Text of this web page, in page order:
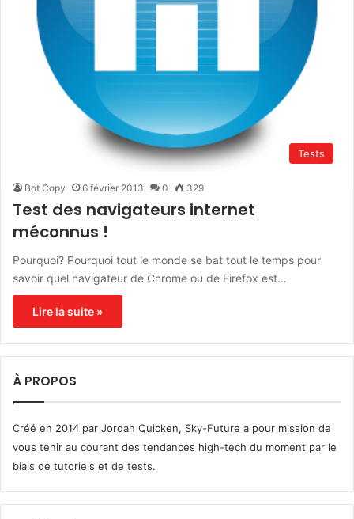
Tests
Bot Copy 6 février 2013 0 329
Test des navigateurs internet
méconnus !
Pourquoi? Pourquoi tout le monde se bat tout le temps pour
savoir quel navigateur de Chrome ou de Firefox est…
Lire la suite »
À PROPOS
Créé en 2014 par Jordan Quicken, Sky-Future a pour mission de
vous tenir au courant des tendances high-tech du moment par le
biais de tutoriels et de tests.